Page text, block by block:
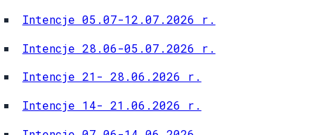
Intencje 05.07-12.07.2026 r.
Intencje 28.06-05.07.2026 r.
Intencje 21- 28.06.2026 r.
Intencje 14- 21.06.2026 r.